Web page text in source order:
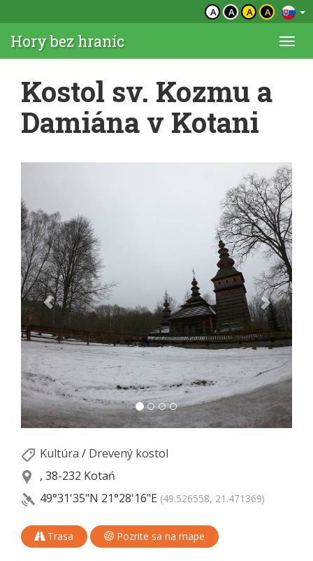
A A A A
Hory bez hraníc
Kostol sv. Kozmu a
Damiána v Kotani
Kultúra / Drevený kostol
, 38-232 Kotań
49°31'35"N 21°28'16"E (49.526558, 21.471369)
Trasa Pozrite sa na mape